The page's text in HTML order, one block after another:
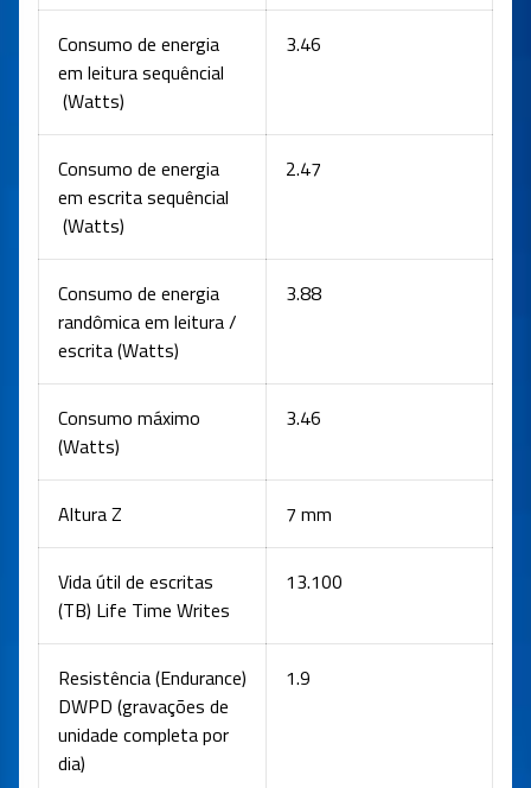
Consumo de energia
em leitura sequêncial
(Watts)
3.46
Consumo de energia
em escrita sequêncial
(Watts)
2.47
Consumo de energia
randômica em leitura /
escrita (Watts)
3.88
Consumo máximo
(Watts)
3.46
Altura Z 7 mm
Vida útil de escritas
(TB) Life Time Writes
13.100
Resistência (Endurance)
DWPD (gravações de
unidade completa por
dia)
1.9